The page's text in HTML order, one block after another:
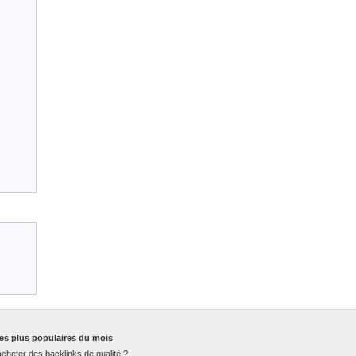
plus populaires du mois
des backlinks de qualité ?